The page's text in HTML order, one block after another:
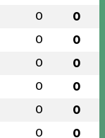
0 0
0 0
0 0
0 0
0 0
0 0